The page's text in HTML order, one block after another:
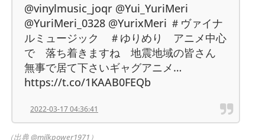
@vinylmusic_joqr @Yui_YuriMeri
@YuriMeri_0328 @YurixMeri ＃ヴァイナ
ルミュージック ＃ゆりめり アニメ中心
で 落ち着きますね 地震地域の皆さん
無事で居て下さいギャグアニメ…
https://t.co/1KAAB0FEQb
2022-03-17 04:36:41
（出典 @milkpower1971）